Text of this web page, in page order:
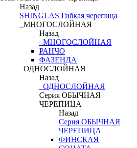
Назад
SHINGLAS Гибкая черепица
_МНОГОСЛОЙНАЯ
Назад
_МНОГОСЛОЙНАЯ
РАНЧО
ФАЗЕНДА
_ОДНОСЛОЙНАЯ
Назад
_ОДНОСЛОЙНАЯ
Серия ОБЫЧНАЯ
ЧЕРЕПИЦА
Назад
Серия ОБЫЧНАЯ
ЧЕРЕПИЦА
ФИНСКАЯ